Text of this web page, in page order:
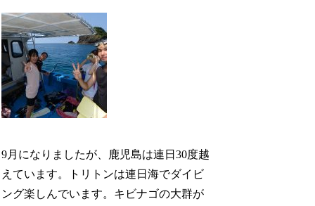
9月になりましたが、鹿児島は連日30度越
えています。トリトンは連日海でダイビ
ング楽しんでいます。キビナゴの大群が